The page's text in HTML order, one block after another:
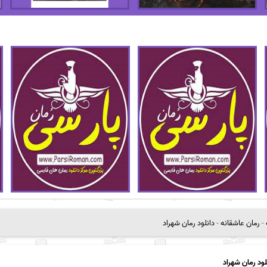
-رمان عاشقانه-دانلود رمان شهراد
رمان شهراد